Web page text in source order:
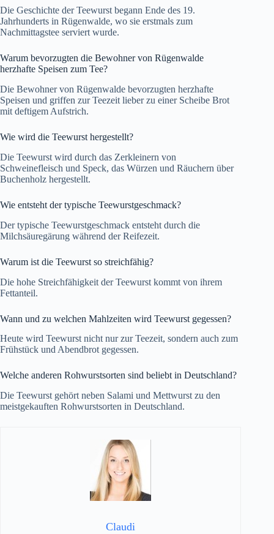
Die Geschichte der Teewurst begann Ende des 19.
Jahrhunderts in Rügenwalde, wo sie erstmals zum
Nachmittagstee serviert wurde.
Warum bevorzugten die Bewohner von Rügenwalde
herzhafte Speisen zum Tee?
Die Bewohner von Rügenwalde bevorzugten herzhafte
Speisen und griffen zur Teezeit lieber zu einer Scheibe Brot
mit deftigem Aufstrich.
Wie wird die Teewurst hergestellt?
Die Teewurst wird durch das Zerkleinern von
Schweinefleisch und Speck, das Würzen und Räuchern über
Buchenholz hergestellt.
Wie entsteht der typische Teewurstgeschmack?
Der typische Teewurstgeschmack entsteht durch die
Milchsäuregärung während der Reifezeit.
Warum ist die Teewurst so streichfähig?
Die hohe Streichfähigkeit der Teewurst kommt von ihrem
Fettanteil.
Wann und zu welchen Mahlzeiten wird Teewurst gegessen?
Heute wird Teewurst nicht nur zur Teezeit, sondern auch zum
Frühstück und Abendbrot gegessen.
Welche anderen Rohwurstsorten sind beliebt in Deutschland?
Die Teewurst gehört neben Salami und Mettwurst zu den
meistgekauften Rohwurstsorten in Deutschland.
Claudi